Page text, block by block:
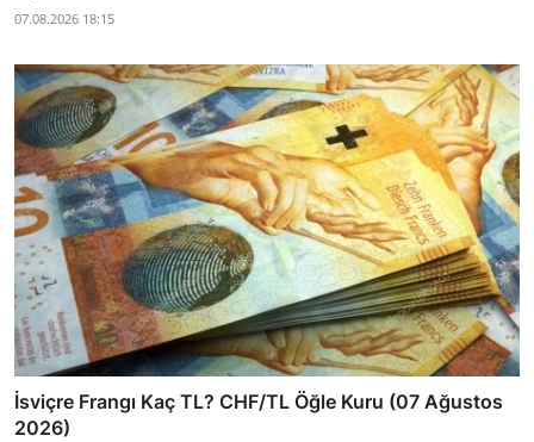
07.08.2026 18:15
İsviçre Frangı Kaç TL? CHF/TL Öğle Kuru (07 Ağustos
2026)